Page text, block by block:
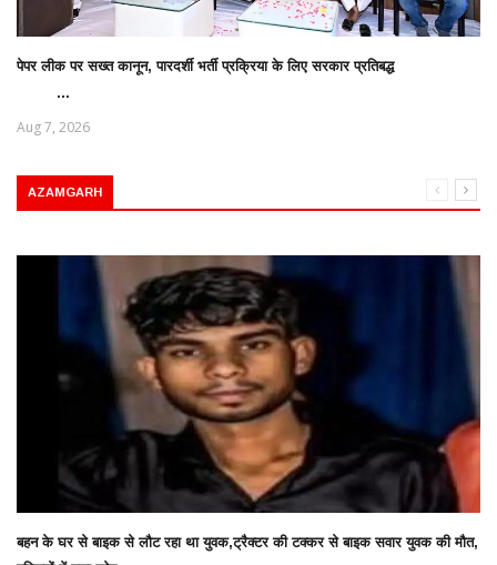
पेपर लीक पर सख्त कानून, पारदर्शी भर्ती प्रक्रिया के लिए सरकार प्रतिबद्ध
...
Aug 7, 2026
AZAMGARH
बहन के घर से बाइक से लौट रहा था युवक,ट्रैक्टर की टक्कर से बाइक सवार युवक की मौत,